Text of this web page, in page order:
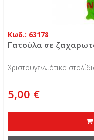
Κωδ.: 63178
Γατούλα σε
Χριστουγεννιάτικα
5,00 €